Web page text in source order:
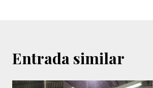
Entrada similar